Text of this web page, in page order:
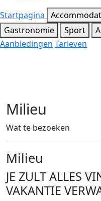
Startpagina
Gastronomie
Sport
Aanbiedingen Tarieven
Milieu
Wat te bezoeken
Milieu
JE ZULT ALLES
VAKANTIE